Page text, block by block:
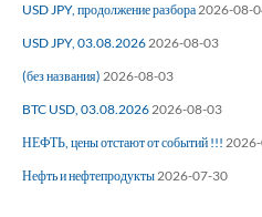
USD JPY, продолжение разбора2026-08-
USD JPY, 03.08.20262026-08-03
(без названия) 2026-08-03
BTC USD, 03.08.20262026-08-03
НЕФТЬ, цены отстают от событий !!!
Нефть и нефтепродукты2026-07-30